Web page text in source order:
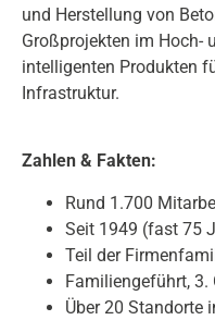
und Herstellung von
Großprojekten im Hoch-
intelligenten Produkten
Infrastruktur.
Zahlen & Fakten:
Rund 1.700
Seit 1949 (fast 75
Teil der
Familiengeführt, 3.
Über 20 Standorte